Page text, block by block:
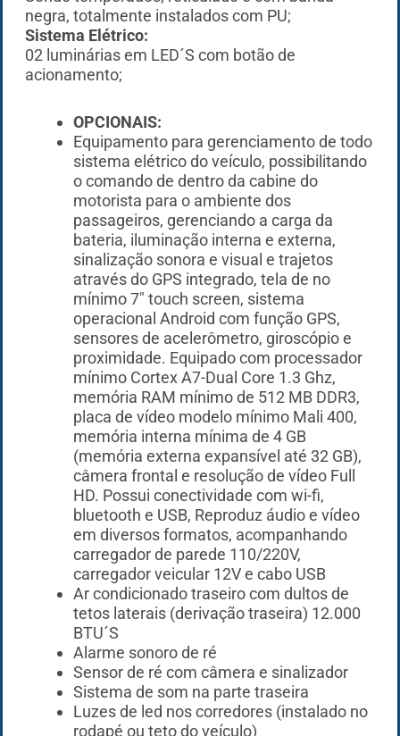
negra, totalmente instalados com PU;
Sistema Elétrico:
02 luminárias em LED´S com botão de
acionamento;
OPCIONAIS:
Equipamento para gerenciamento de todo
sistema elétrico do veículo, possibilitando
o comando de dentro da cabine do
motorista para o ambiente dos
passageiros, gerenciando a carga da
bateria, iluminação interna e externa,
sinalização sonora e visual e trajetos
através do GPS integrado, tela de no
mínimo 7″ touch screen, sistema
operacional Android com função GPS,
sensores de acelerômetro, giroscópio e
proximidade. Equipado com processador
mínimo Cortex A7-Dual Core 1.3 Ghz,
memória RAM mínimo de 512 MB DDR3,
placa de vídeo modelo mínimo Mali 400,
memória interna mínima de 4 GB
(memória externa expansível até 32 GB),
câmera frontal e resolução de vídeo Full
HD. Possui conectividade com wi-fi,
bluetooth e USB, Reproduz áudio e vídeo
em diversos formatos, acompanhando
carregador de parede 110/220V,
carregador veicular 12V e cabo USB
Ar condicionado traseiro com dultos de
tetos laterais (derivação traseira) 12.000
BTU´S
Alarme sonoro de ré
Sensor de ré com câmera e sinalizador
Sistema de som na parte traseira
Luzes de led nos corredores (instalado no
rodapé ou teto do veículo)